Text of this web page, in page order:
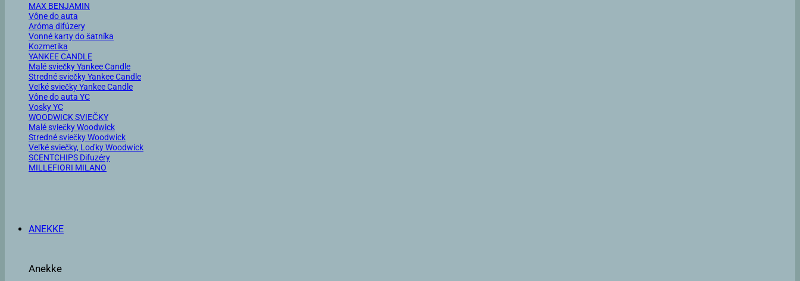
MAX BENJAMIN
Vône do auta
Aróma difúzery
Vonné karty do šatníka
Kozmetika
YANKEE CANDLE
Malé sviečky Yankee Candle
Stredné sviečky Yankee Candle
Veľké sviečky Yankee Candle
Vône do auta YC
Vosky YC
WOODWICK SVIEČKY
Malé sviečky Woodwick
Stredné sviečky Woodwick
Veľké sviečky, Loďky Woodwick
SCENTCHIPS Difuzéry
MILLEFIORI MILANO
ANEKKE
Anekke